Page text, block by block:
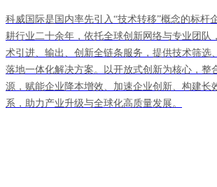
科威国际是国内率先引入“技术转移”概念的标杆
耕行业二十余年，依托全球创新网络与专业团队
术引进、输出、创新全链条服务，提供技术筛选
落地一体化解决方案。以开放式创新为核心，整
源，赋能企业降本增效、加速企业创新、构建长
系，助力产业升级与全球化高质量发展。